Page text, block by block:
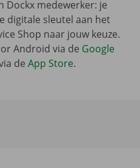
Dockx medewerker: je
digitale sleutel aan het
Shop naar jouw keuze.
Android via de Google
de App Store.